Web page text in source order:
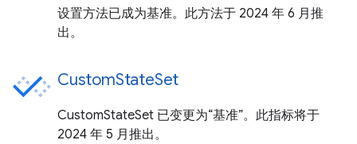
设置方法已成为基准。此方法于 2024 年 6 月推
出。
CustomStateSet
CustomStateSet 已变更为“基准”。此指标将于
2024 年 5 月推出。